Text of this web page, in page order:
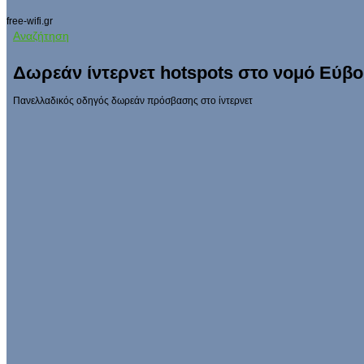
free-wifi.gr
Αναζήτηση
Δωρεάν ίντερνετ hotspots στο νομό
Πανελλαδικός οδηγός δωρεάν πρόσβασης στο ίντερνετ